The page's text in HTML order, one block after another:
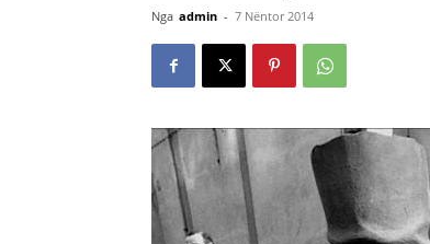
Nga admin - 7 Nëntor 2014